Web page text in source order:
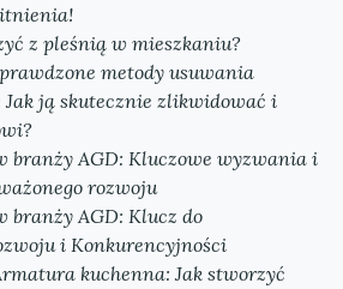
z pleśnią w mieszkaniu?
metody usuwania
ją skutecznie zlikwidować i
branży AGD: Kluczowe wyzwania i
rozwoju
branży AGD: Klucz do
i Konkurencyjności
kuchenna: Jak stworzyć